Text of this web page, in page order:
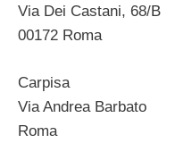
Via Dei Castani, 68/B
00172 Roma
Carpisa
Via Andrea Barbato
Roma